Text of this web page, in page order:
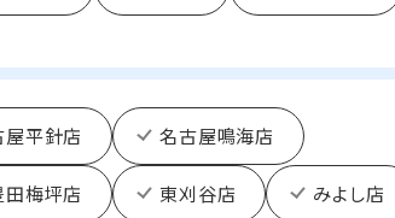
屋平針店 名古屋鳴海店
田梅坪店 東刈谷店 みよし店